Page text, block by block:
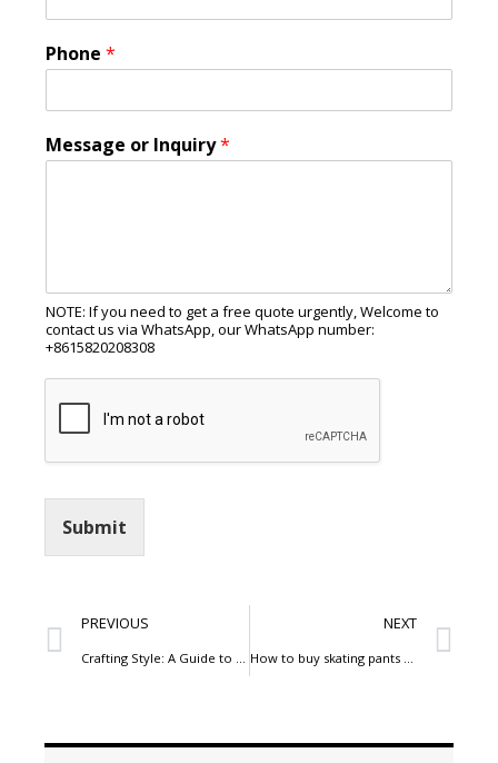
Phone *
Message or Inquiry*
NOTE: If you need to get a free quote urgently, Welcome to
contact us via WhatsApp, our WhatsApp number:
+8615820208308
Submit
PREVIOUS
Crafting Style: A Guide to Designing Your Own Men’s Jeans
NEXT
How to buy skating pants from China